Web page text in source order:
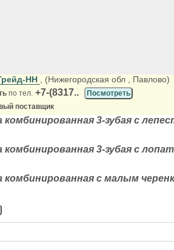
НН , (Нижегородская обл , Павлово)
по тел. +7-(8317..
Посмотреть
поставщик
3-зубая с
3-зубая с
с малым